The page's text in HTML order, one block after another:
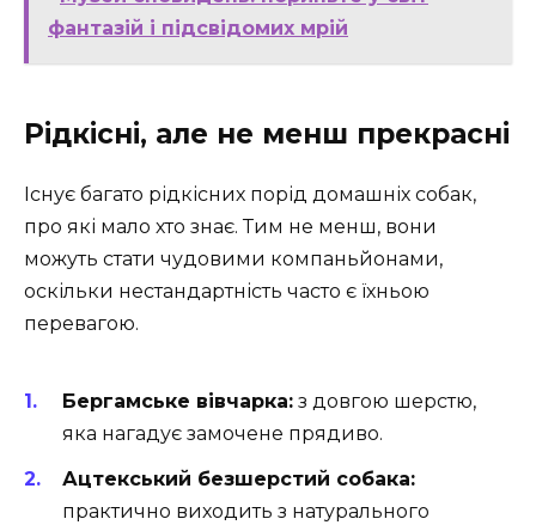
фантазій і підсвідомих мрій
Рідкісні, але не менш прекрасні
Існує багато рідкісних порід домашніх собак,
про які мало хто знає. Тим не менш, вони
можуть стати чудовими компаньйонами,
оскільки нестандартність часто є їхньою
перевагою.
Бергамське вівчарка: з довгою шерстю,
яка нагадує замочене прядиво.
Ацтекський безшерстий собака:
практично виходить з натурального